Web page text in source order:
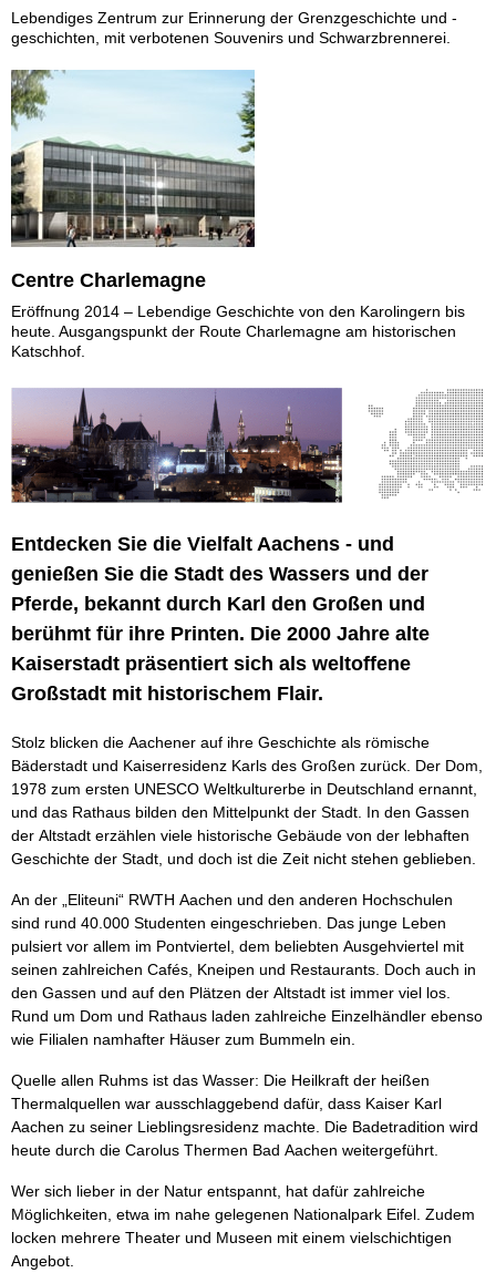
Lebendiges Zentrum zur Erinnerung der Grenzgeschichte und -
geschichten, mit verbotenen Souvenirs und Schwarzbrennerei.
Centre Charlemagne
Eröffnung 2014 – Lebendige Geschichte von den Karolingern bis
heute. Ausgangspunkt der Route Charlemagne am historischen
Katschhof.
Entdecken Sie die Vielfalt Aachens - und
genießen Sie die Stadt des Wassers und der
Pferde, bekannt durch Karl den Großen und
berühmt für ihre Printen. Die 2000 Jahre alte
Kaiserstadt präsentiert sich als weltoffene
Großstadt mit historischem Flair.
Stolz blicken die Aachener auf ihre Geschichte als römische
Bäderstadt und Kaiserresidenz Karls des Großen zurück. Der Dom,
1978 zum ersten UNESCO Weltkulturerbe in Deutschland ernannt,
und das Rathaus bilden den Mittelpunkt der Stadt. In den Gassen
der Altstadt erzählen viele historische Gebäude von der lebhaften
Geschichte der Stadt, und doch ist die Zeit nicht stehen geblieben.
An der „Eliteuni“ RWTH Aachen und den anderen Hochschulen
sind rund 40.000 Studenten eingeschrieben. Das junge Leben
pulsiert vor allem im Pontviertel, dem beliebten Ausgehviertel mit
seinen zahlreichen Cafés, Kneipen und Restaurants. Doch auch in
den Gassen und auf den Plätzen der Altstadt ist immer viel los.
Rund um Dom und Rathaus laden zahlreiche Einzelhändler ebenso
wie Filialen namhafter Häuser zum Bummeln ein.
Quelle allen Ruhms ist das Wasser: Die Heilkraft der heißen
Thermalquellen war ausschlaggebend dafür, dass Kaiser Karl
Aachen zu seiner Lieblingsresidenz machte. Die Badetradition wird
heute durch die Carolus Thermen Bad Aachen weitergeführt.
Wer sich lieber in der Natur entspannt, hat dafür zahlreiche
Möglichkeiten, etwa im nahe gelegenen Nationalpark Eifel. Zudem
locken mehrere Theater und Museen mit einem vielschichtigen
Angebot.